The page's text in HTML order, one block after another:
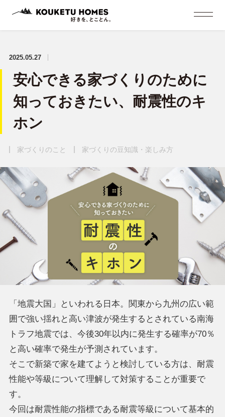
2025.05.27
安心できる家づくりのために
知っておきたい、耐震性のキ
ホン
家づくりのこと 家づくりの豆知識・楽しみ方
「地震大国」といわれる日本。関東から九州の広い範
囲で強い揺れと高い津波が発生するとされている南海
トラフ地震では、今後30年以内に発生する確率が70％
と高い確率で発生が予測されています。
そこで新築で家を建てようと検討している方は、耐震
性能や等級について理解して対策することが重要で
す。
今回は耐震性能の指標である耐震等級について基本的